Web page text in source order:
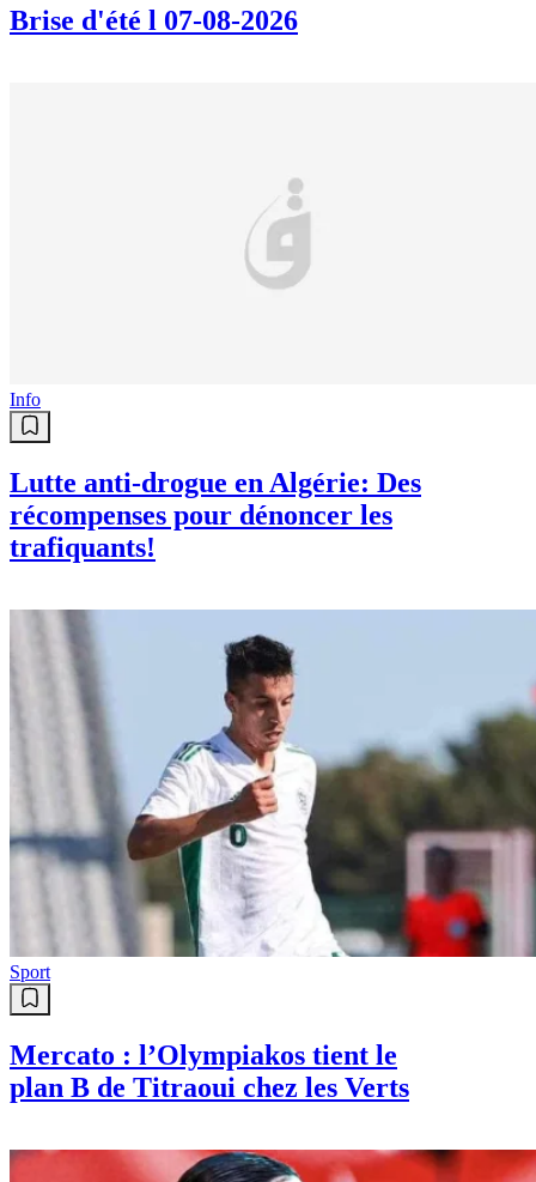
Brise d'été l 07-08-2026
Info
Lutte anti-drogue en Algérie: Des
récompenses pour dénoncer les
trafiquants!
Sport
Mercato : l’Olympiakos tient le
plan B de Titraoui chez les Verts